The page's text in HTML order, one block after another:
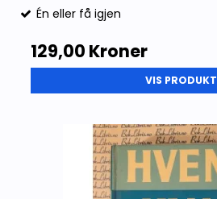
Én eller få igjen
129,00 Kroner
VIS PRODUKT